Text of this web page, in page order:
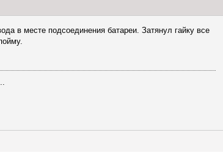
в месте подсоединения батареи. Затянул гайку все